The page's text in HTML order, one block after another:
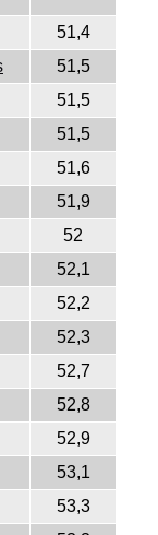
51,4
51,5
51,5
51,5
51,6
51,9
52
52,1
52,2
52,3
52,7
52,8
52,9
53,1
53,3